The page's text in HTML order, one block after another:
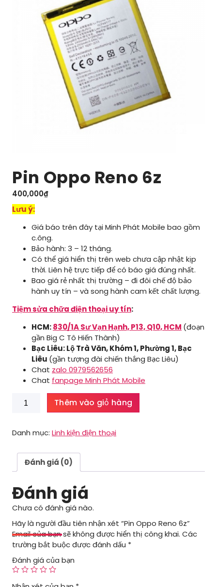
Pin Oppo Reno 6z
400,000₫
Lưu ý:
Giá báo trên đây tại Minh Phát Mobile bao gồm
c.ông.
Bảo hành: 3 – 12 tháng.
Có thể giá hiển thị trên web chưa cập nhật kịp
thời. Liên hệ trực tiếp để có báo giá đúng nhất.
Bao giá rẻ nhất thị trường – đi đôi chế độ bảo
hành uy tín – và song hành cam kết chất lượng.
Tiệm sửa chữa điện thoại uy tín:
HCM:830/1A Sư Vạn Hạnh, P13, Q10, HCM (đoạn
gần Big C Tô Hiến Thành)
Bạc Liêu: Lộ Trà Văn, Khóm 1, Phường 1, Bạc
Liêu (gần tượng đài chiến thắng Bạc Liêu)
Chat zalo 0979562656
Chat fanpage Minh Phát Mobile
Oppo
6z
lượng
Thêm vào giỏ hàng
Danh mục: Linh kiện điện thoại
Đánh giá (0)
Đánh giá
Chưa có đánh giá nào.
Hãy là người đầu tiên nhận xét “Pin Oppo Reno 6z”
Email của bạn sẽ không được hiển thị công khai. Các
trường bắt buộc được đánh dấu *
Đánh giá của bạn